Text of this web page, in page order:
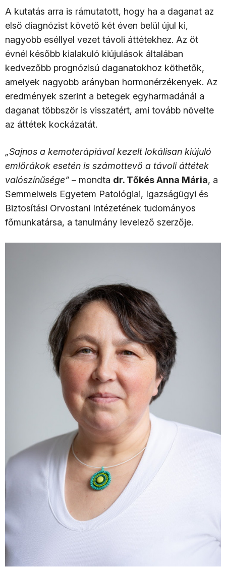
A kutatás arra is rámutatott, hogy ha a daganat az
első diagnózist követő két éven belül újul ki,
nagyobb eséllyel vezet távoli áttétekhez. Az öt
évnél később kialakuló kiújulások általában
kedvezőbb prognózisú daganatokhoz köthetők,
amelyek nagyobb arányban hormonérzékenyek. Az
eredmények szerint a betegek egyharmadánál a
daganat többször is visszatért, ami tovább növelte
az áttétek kockázatát.
„Sajnos a kemoterápiával kezelt lokálisan kiújuló
emlőrákok esetén is számottevő a távoli áttétek
valószínűsége” – mondta dr. Tőkés Anna Mária, a
Semmelweis Egyetem Patológiai, Igazságügyi és
Biztosítási Orvostani Intézetének tudományos
főmunkatársa, a tanulmány levelező szerzője.